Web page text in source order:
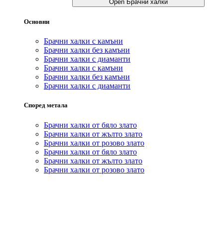
Open Брачни халки
Основни
Брачни халки с камъни
Брачни халки без камъни
Брачни халки с диаманти
Брачни халки с камъни
Брачни халки без камъни
Брачни халки с диаманти
Според метала
Брачни халки от бяло злато
Брачни халки от жълто злато
Брачни халки от розово злато
Брачни халки от бяло злато
Брачни халки от жълто злато
Брачни халки от розово злато